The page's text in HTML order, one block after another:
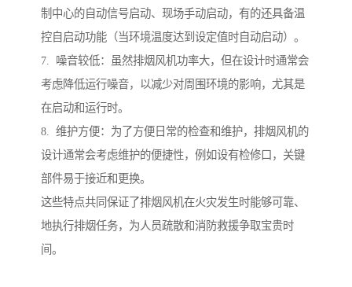
制中心的自动信号启动、现场手动启动，有的还具备温
控自启动功能（当环境温度达到设定值时自动启动）。
7. 噪音较低：虽然排烟风机功率大，但在设计时通常会
考虑降低运行噪音，以减少对周围环境的影响，尤其是
在启动和运行时。
8. 维护方便：为了方便日常的检查和维护，排烟风机的
设计通常会考虑维护的便捷性，例如设有检修口，关键
部件易于接近和更换。
这些特点共同保证了排烟风机在火灾发生时能够可靠、
地执行排烟任务，为人员疏散和消防救援争取宝贵时
间。